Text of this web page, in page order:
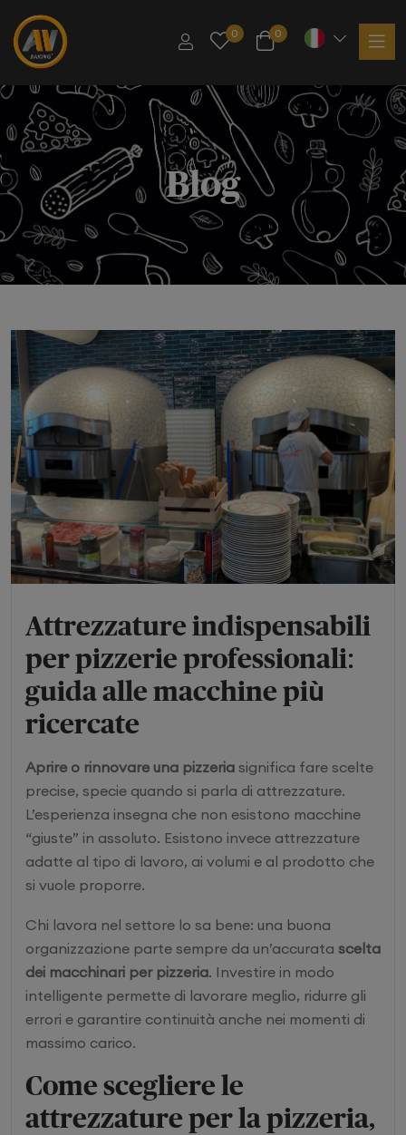
0 0
Blog
Attrezzature indispensabili
per pizzerie professionali:
guida alle macchine più
ricercate
Aprire o rinnovare una pizzeria significa fare scelte
precise, specie quando si parla di attrezzature.
L’esperienza insegna che non esistono macchine
“giuste” in assoluto. Esistono invece attrezzature
adatte al tipo di lavoro, ai volumi e al prodotto che
si vuole proporre.
Chi lavora nel settore lo sa bene: una buona
organizzazione parte sempre da un’accurata scelta
dei macchinari per pizzeria. Investire in modo
intelligente permette di lavorare meglio, ridurre gli
errori e garantire continuità anche nei momenti di
massimo carico.
Come scegliere le
attrezzature per la pizzeria,